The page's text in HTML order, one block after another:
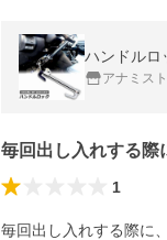
ハンドルロ
アナミス
毎回出し入れする
1
毎回出し入れする際に